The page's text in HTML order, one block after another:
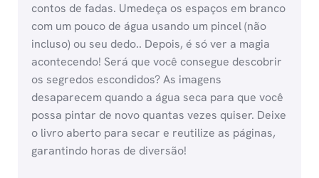
contos de fadas. Umedeça os espaços em branco
com um pouco de água usando um pincel (não
incluso) ou seu dedo.. Depois, é só ver a magia
acontecendo! Será que você consegue descobrir
os segredos escondidos? As imagens
desaparecem quando a água seca para que você
possa pintar de novo quantas vezes quiser. Deixe
o livro aberto para secar e reutilize as páginas,
garantindo horas de diversão!